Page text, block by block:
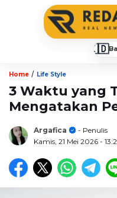
🇮🇩
Home / Life Style
3 Waktu yang
Mengatakan
Argafica
- Penulis
Kamis, 21 Mei 2026 -